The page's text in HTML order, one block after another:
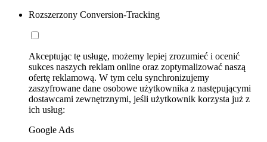
Rozszerzony Conversion-Tracking
Akceptując tę usługę, możemy lepiej zrozumieć i ocenić
sukces naszych reklam online oraz zoptymalizować naszą
ofertę reklamową. W tym celu synchronizujemy
zaszyfrowane dane osobowe użytkownika z następującymi
dostawcami zewnętrznymi, jeśli użytkownik korzysta już z
ich usług:
Google Ads